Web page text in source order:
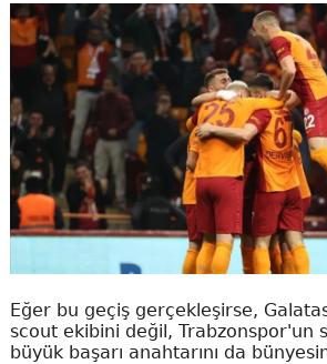
Eğer bu geçiş gerçekleşirse,
scout ekibini değil, Trabzonspor'un
büyük başarı anahtarını da